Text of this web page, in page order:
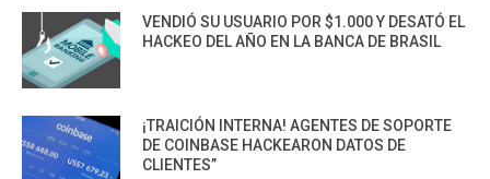
VENDIÓ SU USUARIO POR $1.000 Y DESATÓ EL
HACKEO DEL AÑO EN LA BANCA DE BRASIL
¡TRAICIÓN INTERNA! AGENTES DE SOPORTE
DE COINBASE HACKEARON DATOS DE
CLIENTES”